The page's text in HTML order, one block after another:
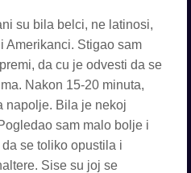
su bila belci, ne latinosi,
Amerikanci. Stigao sam
da cu je odvesti da se
Nakon 15-20 minuta,
napolje. Bila je nekoj
sam malo bolje i
se toliko opustila i
Sise su joj se